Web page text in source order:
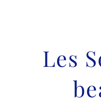
Les